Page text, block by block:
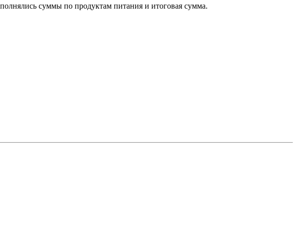
суммы по продуктам питания и итоговая сумма.